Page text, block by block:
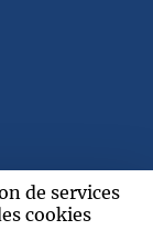
de services
cookies